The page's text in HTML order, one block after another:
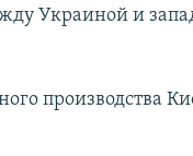
Украиной и
производства